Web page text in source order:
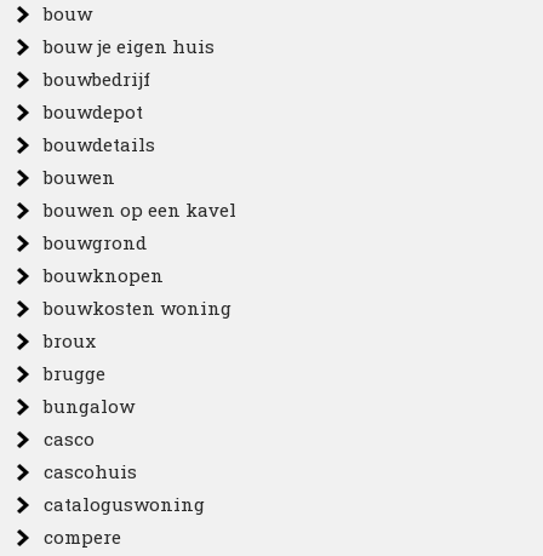
bouw
bouw je eigen huis
bouwbedrijf
bouwdepot
bouwdetails
bouwen
bouwen op een kavel
bouwgrond
bouwknopen
bouwkosten woning
broux
brugge
bungalow
casco
cascohuis
cataloguswoning
compere